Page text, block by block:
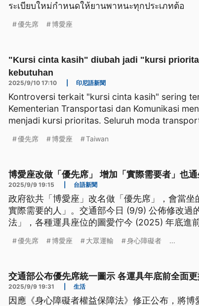
ระเบียบใหม่กำหนดให้ยานพาหนะทุกประเภทต้อ
優先席 博愛座
"Kursi cinta kasih" diubah jadi "kursi
kebutuhan
2025/9/10 17:10 印尼語新聞
Kontroversi terkait "kursi cinta kasih" sering
Kementerian Transportasi dan Komunikasi
menjadi kursi prioritas. Seluruh moda
優先席 博愛座 Taiwan
博愛座改做「優先席」 增加「實際需要者」也
2025/9/9 19:15 台語新聞
政府欲共「博愛座」改名做「優先席」，會當
實際需要的人」。交通部今日 (9/9) 公佈修改過
法」，各種運具座位的圖愛佇今 (2025) 年底進
優先席 博愛座 大眾運輸 身心障礙者 ...
交通部公布優先席統一圖示 各運具年底前全面
2025/9/9 19:31 生活
因應《身心障礙者權益保障法》修正公布，將